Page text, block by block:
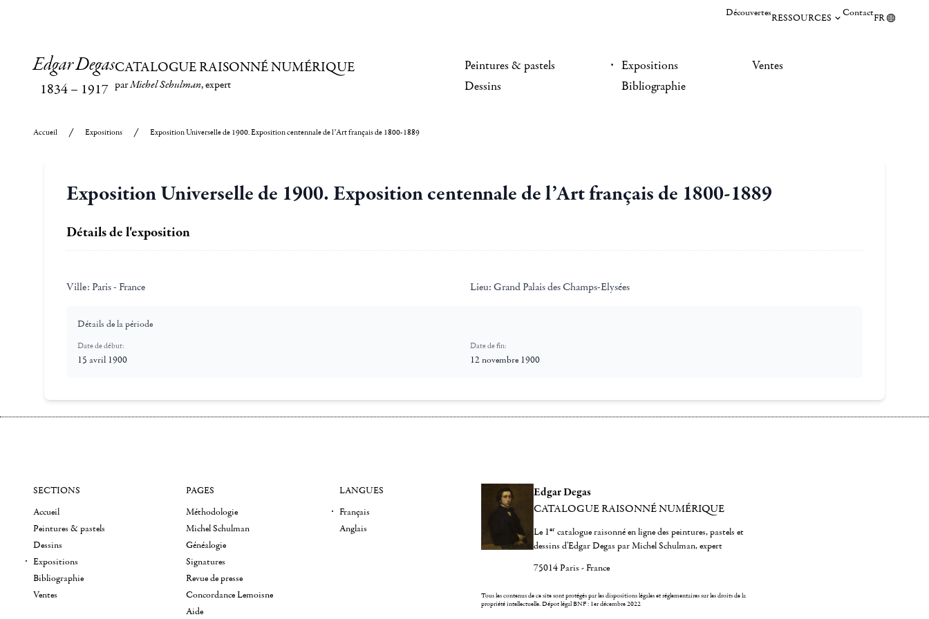
DécouvertesRESSOURCES ContactFR
Edgar Degas
1834– 1917
CATALOGUE RAISONNÉ NUMÉRIQUE
parMichel Schulman, expert
Peintures & pastels
Dessins
Expositions
Bibliographie
Ventes
Accueil Expositions Exposition Universelle de 1900. Exposition centennale de l’Art français de 1800-1889
Exposition Universelle de 1900. Exposition centennale de l’Art français de 1800-1889
Détails de l'exposition
Ville: Paris - France Lieu: Grand Palais des Champs-Elysées
Détails de la période
Date de début:
15 avril 1900
Date de fin:
12 novembre 1900
Edgar Degas
CATALOGUE RAISONNÉ NUMÉRIQUE
Le 1er catalogue raisonné en ligne des peintures, pastels et
dessins d'Edgar Degas par Michel Schulman, expert
75014 Paris - France
Tous les contenus de ce site sont protégés par les dispositions légales et réglementaires sur les droits de la
propriété intellectuelle.Dépot légal BNF : 1er décembre 2022
SECTIONS
Accueil
Peintures & pastels
Dessins
Expositions
Bibliographie
Ventes
PAGES
Méthodologie
Michel Schulman
Généalogie
Signatures
Revue de presse
Concordance Lemoisne
Aide
LANGUES
Français
Anglais